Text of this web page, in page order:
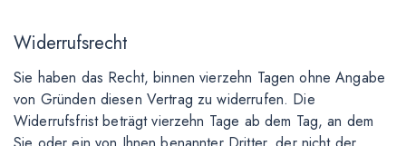
Widerrufsrecht
Sie haben das Recht, binnen vierzehn Tagen ohne Angabe
von Gründen diesen Vertrag zu widerrufen. Die
Widerrufsfrist beträgt vierzehn Tage ab dem Tag, an dem